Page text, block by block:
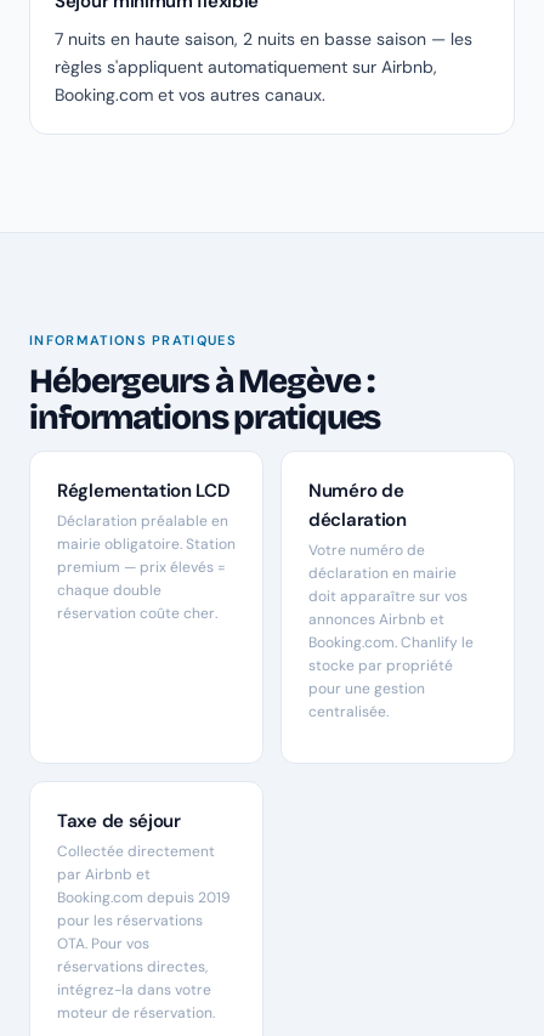
7 nuits en haute saison, 2 nuits en basse saison — les
règles s'appliquent automatiquement sur Airbnb,
Booking.com et vos autres canaux.
INFORMATIONS PRATIQUES
Hébergeurs à Megève :
informations pratiques
Réglementation LCD
Déclaration préalable en
mairie obligatoire. Station
premium — prix élevés =
chaque double
réservation coûte cher.
Numéro de
déclaration
Votre numéro de
déclaration en mairie
doit apparaître sur vos
annonces Airbnb et
Booking.com. Chanlify le
stocke par propriété
pour une gestion
centralisée.
Taxe de séjour
Collectée directement
par Airbnb et
Booking.com depuis 2019
pour les réservations
OTA. Pour vos
réservations directes,
intégrez-la dans votre
moteur de réservation.